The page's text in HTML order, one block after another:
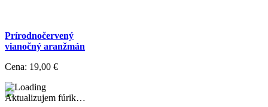
Prírodnočervený
vianočný aranžmán
Cena: 19,00 €
Aktualizujem fúrik…